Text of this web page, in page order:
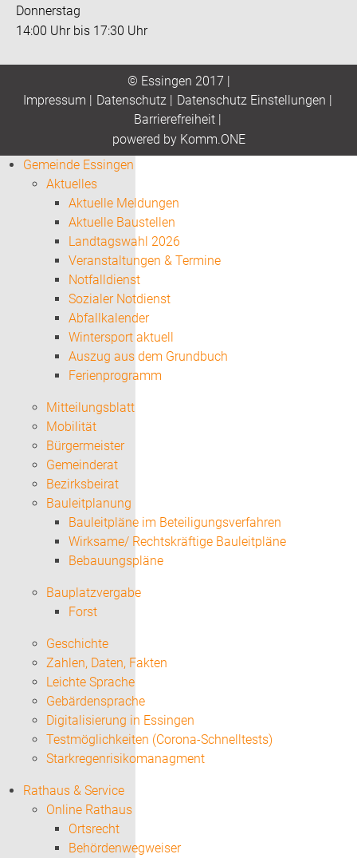
Donnerstag
14:00 Uhr bis 17:30 Uhr
© Essingen 2017 |
Impressum | Datenschutz| Datenschutz Einstellungen |
Barrierefreiheit|
powered by Komm.ONE
Gemeinde Essingen
Aktuelles
Aktuelle Meldungen
Aktuelle Baustellen
Landtagswahl 2026
Veranstaltungen & Termine
Notfalldienst
Sozialer Notdienst
Abfallkalender
Wintersport aktuell
Auszug aus dem Grundbuch
Ferienprogramm
Mitteilungsblatt
Mobilität
Bürgermeister
Gemeinderat
Bezirksbeirat
Bauleitplanung
Bauleitpläne im Beteiligungsverfahren
Wirksame/ Rechtskräftige Bauleitpläne
Bebauungspläne
Bauplatzvergabe
Forst
Geschichte
Zahlen, Daten, Fakten
Leichte Sprache
Gebärdensprache
Digitalisierung in Essingen
Testmöglichkeiten (Corona-Schnelltests)
Starkregenrisikomanagment
Rathaus & Service
Online Rathaus
Ortsrecht
Behördenwegweiser